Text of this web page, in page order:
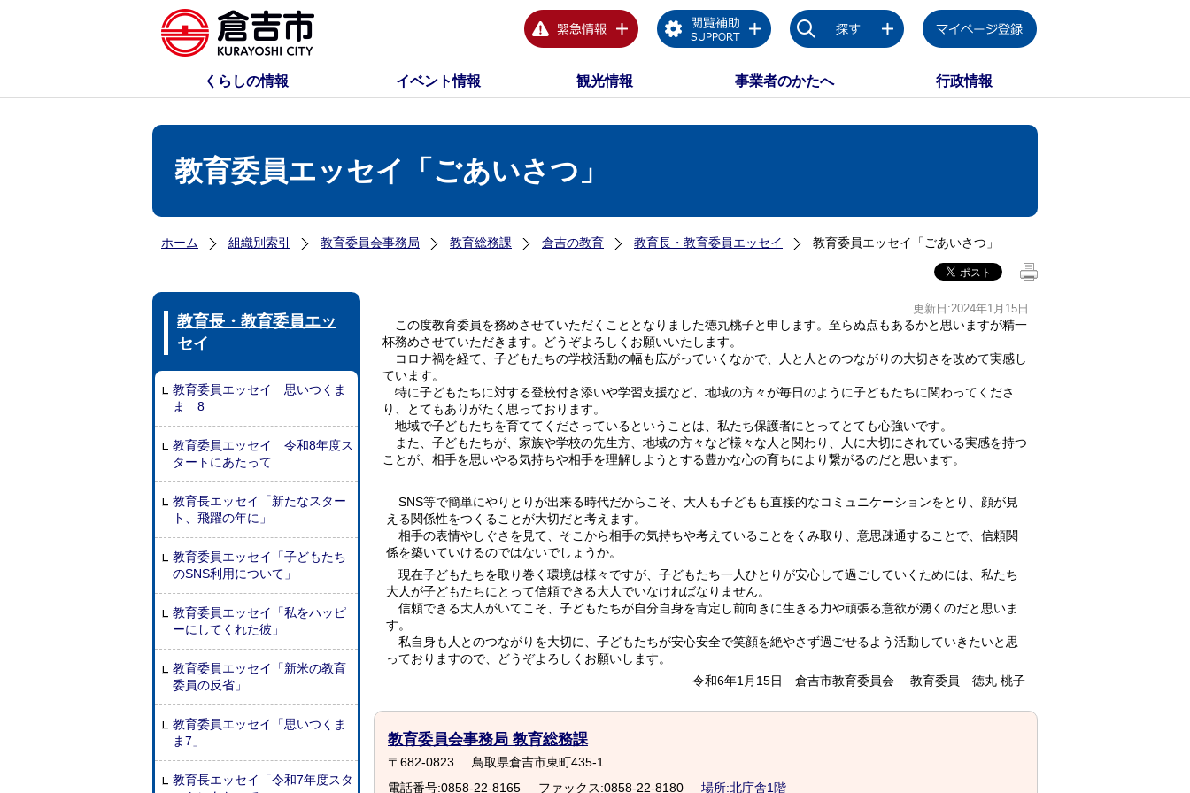
くらしの情報 イベント情報 観光情報 事業者のかたへ 行政情報
教育委員エッセイ「ごあいさつ」
ホーム 組織別索引 教育委員会事務局 教育総務課 倉吉の教育 教育長・教育委員エッセイ 教育委員エッセイ「ごあいさつ」
教育長・教育委員エッ
セイ
教育委員エッセイ 思いつくま
ま 8
教育委員エッセイ 令和8年度ス
タートにあたって
教育長エッセイ「新たなスター
ト、飛躍の年に」
教育委員エッセイ「子どもたち
のSNS利用について」
教育委員エッセイ「私をハッピ
ーにしてくれた彼」
教育委員エッセイ「新米の教育
委員の反省」
教育委員エッセイ「思いつくま
ま7」
教育長エッセイ「令和7年度スタ
更新日:2024年1月15日
この度教育委員を務めさせていただくこととなりました徳丸桃子と申します。至らぬ点もあるかと思いますが精一
杯務めさせていただきます。どうぞよろしくお願いいたします。
コロナ禍を経て、子どもたちの学校活動の幅も広がっていくなかで、人と人とのつながりの大切さを改めて実感し
ています。
特に子どもたちに対する登校付き添いや学習支援など、地域の方々が毎日のように子どもたちに関わってくださ
り、とてもありがたく思っております。
地域で子どもたちを育ててくださっているということは、私たち保護者にとってとても心強いです。
また、子どもたちが、家族や学校の先生方、地域の方々など様々な人と関わり、人に大切にされている実感を持つ
ことが、相手を思いやる気持ちや相手を理解しようとする豊かな心の育ちにより繋がるのだと思います。
SNS等で簡単にやりとりが出来る時代だからこそ、大人も子どもも直接的なコミュニケーションをとり、顔が見
える関係性をつくることが大切だと考えます。
相手の表情やしぐさを見て、そこから相手の気持ちや考えていることをくみ取り、意思疎通することで、信頼関
係を築いていけるのではないでしょうか。
現在子どもたちを取り巻く環境は様々ですが、子どもたち一人ひとりが安心して過ごしていくためには、私たち
大人が子どもたちにとって信頼できる大人でいなければなりません。
信頼できる大人がいてこそ、子どもたちが自分自身を肯定し前向きに生きる力や頑張る意欲が湧くのだと思いま
す。
私自身も人とのつながりを大切に、子どもたちが安心安全で笑顔を絶やさず過ごせるよう活動していきたいと思
っておりますので、どうぞよろしくお願いします。
令和6年1月15日 倉吉市教育委員会 教育委員 徳丸 桃子
教育委員会事務局 教育総務課
〒682-0823
鳥取県倉吉市東町435-1
電話番号:0858-22-8165
ファックス:0858-22-8180 場所:北庁舎1階